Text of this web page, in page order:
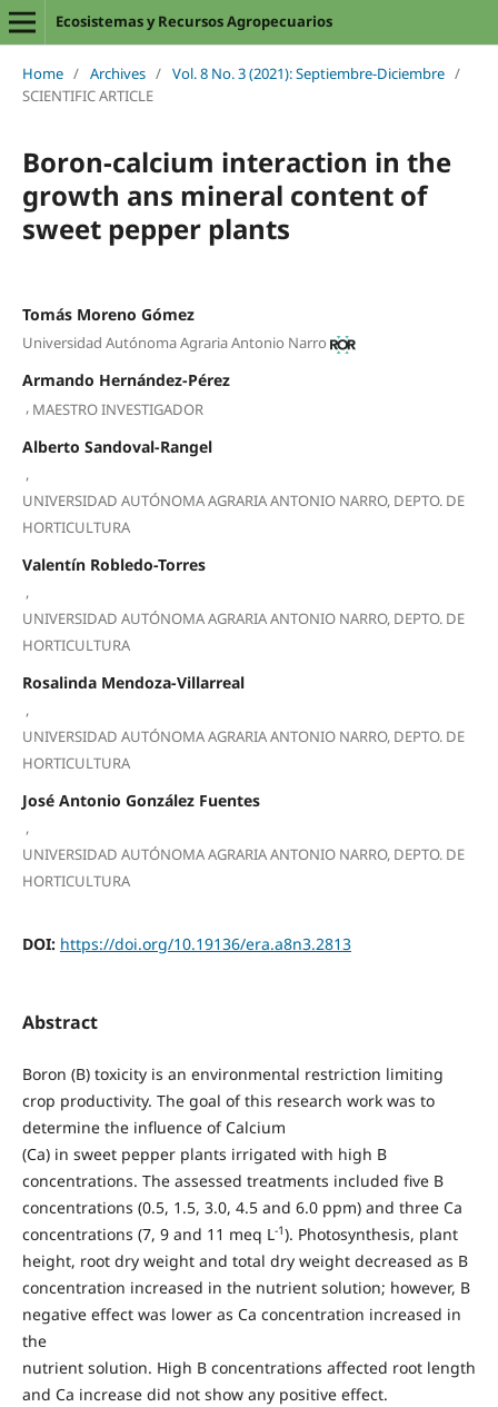
Ecosistemas y Recursos Agropecuarios
Home / Archives / Vol. 8 No. 3 (2021): Septiembre-Diciembre /
SCIENTIFIC ARTICLE
Boron-calcium interaction in the
growth ans mineral content of
sweet pepper plants
Tomás Moreno Gómez
Universidad Autónoma Agraria Antonio Narro
Armando Hernández-Pérez
, MAESTRO INVESTIGADOR
Alberto Sandoval-Rangel
,
UNIVERSIDAD AUTÓNOMA AGRARIA ANTONIO NARRO, DEPTO. DE
HORTICULTURA
Valentín Robledo-Torres
,
UNIVERSIDAD AUTÓNOMA AGRARIA ANTONIO NARRO, DEPTO. DE
HORTICULTURA
Rosalinda Mendoza-Villarreal
,
UNIVERSIDAD AUTÓNOMA AGRARIA ANTONIO NARRO, DEPTO. DE
HORTICULTURA
José Antonio González Fuentes
,
UNIVERSIDAD AUTÓNOMA AGRARIA ANTONIO NARRO, DEPTO. DE
HORTICULTURA
DOI: https://doi.org/10.19136/era.a8n3.2813
Abstract
Boron (B) toxicity is an environmental restriction limiting
crop productivity. The goal of this research work was to
determine the influence of Calcium
(Ca) in sweet pepper plants irrigated with high B
concentrations. The assessed treatments included five B
concentrations (0.5, 1.5, 3.0, 4.5 and 6.0 ppm) and three Ca
concentrations (7, 9 and 11 meq L-1). Photosynthesis, plant
height, root dry weight and total dry weight decreased as B
concentration increased in the nutrient solution; however, B
negative effect was lower as Ca concentration increased in
the
nutrient solution. High B concentrations affected root length
and Ca increase did not show any positive effect.